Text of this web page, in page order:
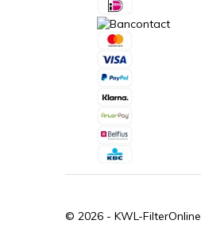
© 2026 - KWL-FilterOnline